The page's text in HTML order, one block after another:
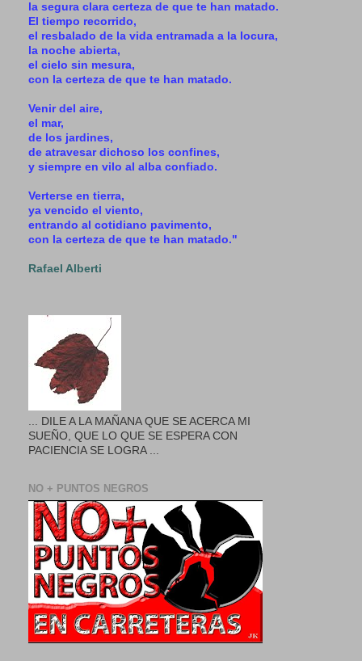
la segura clara certeza de que te han matado.
El tiempo recorrido,
el resbalado de la vida entramada a la locura,
la noche abierta,
el cielo sin mesura,
con la certeza de que te han matado.
Venir del aire,
el mar,
de los jardines,
de atravesar dichoso los confines,
y siempre en vilo al alba confiado.
Verterse en tierra,
ya vencido el viento,
entrando al cotidiano pavimento,
con la certeza de que te han matado."
Rafael Alberti
... DILE A LA MAÑANA QUE SE ACERCA MI
SUEÑO, QUE LO QUE SE ESPERA CON
PACIENCIA SE LOGRA ...
NO + PUNTOS NEGROS